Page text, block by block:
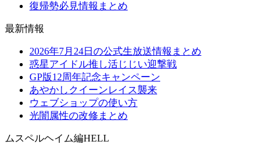
復帰勢必見情報まとめ
最新情報
2026年7月24日の公式生放送情報まとめ
惑星アイドル推し活じじい迎撃戦
GP版12周年記念キャンペーン
あやかしクイーンレイス襲来
ウェブショップの使い方
光闇属性の改修まとめ
ムスペルヘイム編HELL